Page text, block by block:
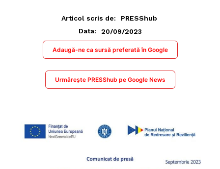
Articol scris de:
PRESShub
Data:
20/09/2023
Adaugă-ne ca sursă preferată în Google
Urmărește PRESShub pe Google News